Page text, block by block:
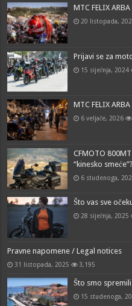
MTC FELIX
20 listopada,
Prijavi se za
15 siječnja, 2024
MTC FELIX
6 veljače, 2026
CFMOTO
“kinesko smeće”?
6 studenoga,
Što vas sve
28 siječnja, 2025
Pravne napomene / Legal notices
31 listopada, 2025 3,195
Što smo
15 studenoga,